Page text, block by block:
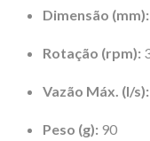
Dimensão (mm):
Rotação (rpm):
Vazão Máx. (l/s):
Peso (g): 90